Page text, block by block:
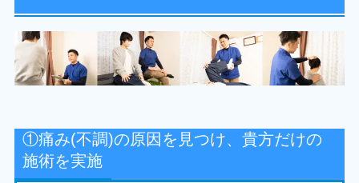
①痛み(不調)の原因を見つけ、貴方だけの
施術を実施